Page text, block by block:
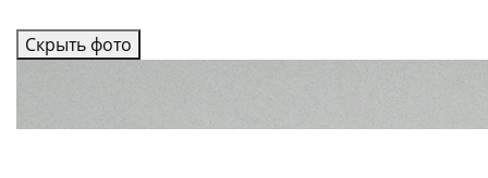
Скрыть фото